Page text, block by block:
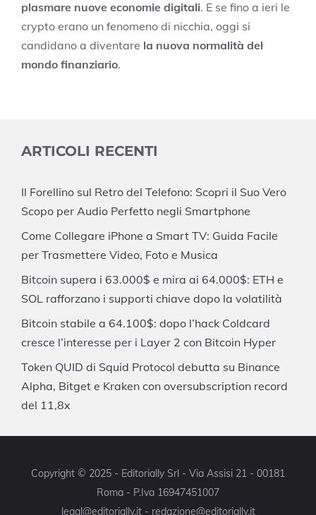
plasmare nuove economie digitali. E se fino a ieri le
crypto erano un fenomeno di nicchia, oggi si
candidano a diventare la nuova normalità del
mondo finanziario.
ARTICOLI RECENTI
Il Forellino sul Retro del Telefono: Scopri il Suo Vero
Scopo per Audio Perfetto negli Smartphone
Come Collegare iPhone a Smart TV: Guida Facile
per Trasmettere Video, Foto e Musica
Bitcoin supera i 63.000$ e mira ai 64.000$: ETH e
SOL rafforzano i supporti chiave dopo la volatilità
Bitcoin stabile a 64.100$: dopo l’hack Coldcard
cresce l’interesse per i Layer 2 con Bitcoin Hyper
Token QUID di Squid Protocol debutta su Binance
Alpha, Bitget e Kraken con oversubscription record
del 11,8x
Copyright © 2025 - Editorially Srl - Via Assisi 21 - 00181
Roma - P.Iva 16947451007
legal@editorially.it - redazione@editorially.it